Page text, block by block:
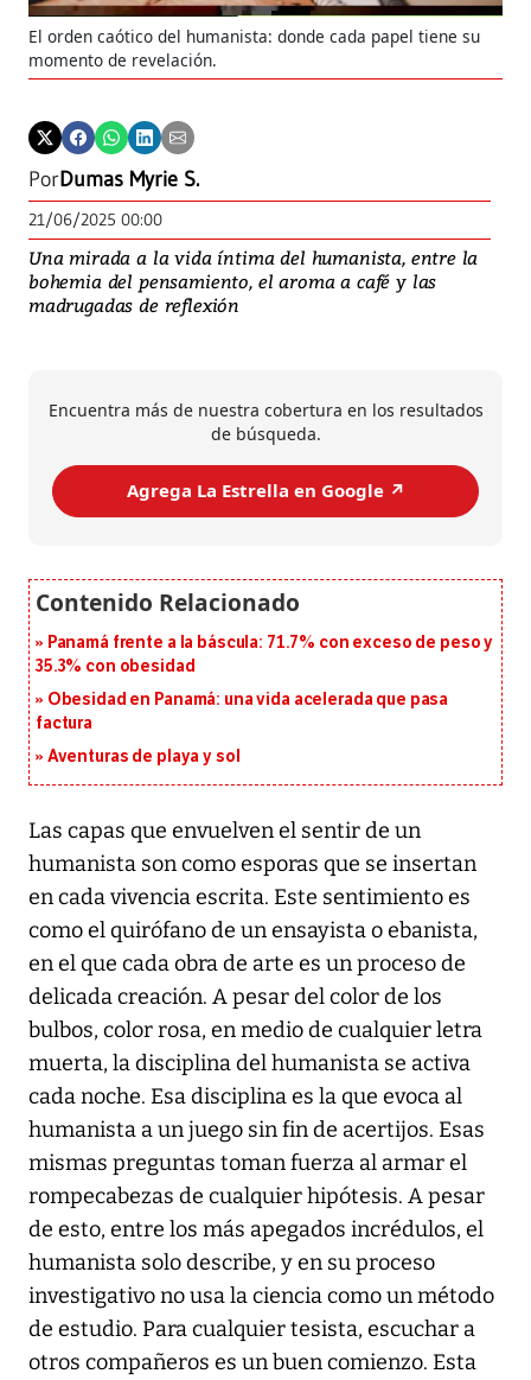
El orden caótico del humanista: donde cada papel tiene su
momento de revelación.
PorDumas Myrie S.
21/06/2025 00:00
Una mirada a la vida íntima del humanista, entre la
bohemia del pensamiento, el aroma a café y las
madrugadas de reflexión
Encuentra más de nuestra cobertura en los resultados
de búsqueda.
Agrega La Estrella en Google ↗️
Panamá frente a la báscula: 71.7% con exceso de peso y
35.3% con obesidad
Obesidad en Panamá: una vida acelerada que pasa
factura
Aventuras de playa y sol
Las capas que envuelven el sentir de un
humanista son como esporas que se insertan
en cada vivencia escrita. Este sentimiento es
como el quirófano de un ensayista o ebanista,
en el que cada obra de arte es un proceso de
delicada creación. A pesar del color de los
bulbos, color rosa, en medio de cualquier letra
muerta, la disciplina del humanista se activa
cada noche. Esa disciplina es la que evoca al
humanista a un juego sin fin de acertijos. Esas
mismas preguntas toman fuerza al armar el
rompecabezas de cualquier hipótesis. A pesar
de esto, entre los más apegados incrédulos, el
humanista solo describe, y en su proceso
investigativo no usa la ciencia como un método
de estudio. Para cualquier tesista, escuchar a
otros compañeros es un buen comienzo. Esta